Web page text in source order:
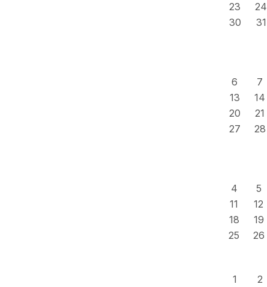
23
24
30
31
6
7
13
14
20
21
27
28
4
5
11
12
18
19
25
26
1
2